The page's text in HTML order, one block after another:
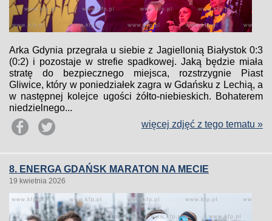
Arka Gdynia przegrała u siebie z Jagiellonią Białystok 0:3
(0:2) i pozostaje w strefie spadkowej. Jaką będzie miała
stratę do bezpiecznego miejsca, rozstrzygnie Piast
Gliwice, który w poniedziałek zagra w Gdańsku z Lechią, a
w następnej kolejce ugości żółto-niebieskich. Bohaterem
niedzielnego...
więcej zdjęć z tego tematu »
8. ENERGA GDAŃSK MARATON NA MECIE
19 kwietnia 2026